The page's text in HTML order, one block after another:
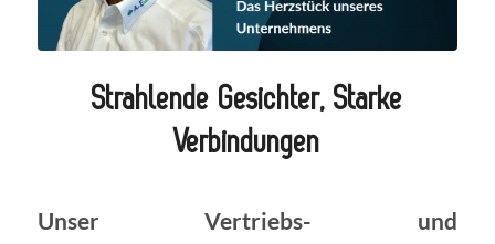
Strahlende Gesichter, Starke
Verbindungen
Unser Vertriebs- und